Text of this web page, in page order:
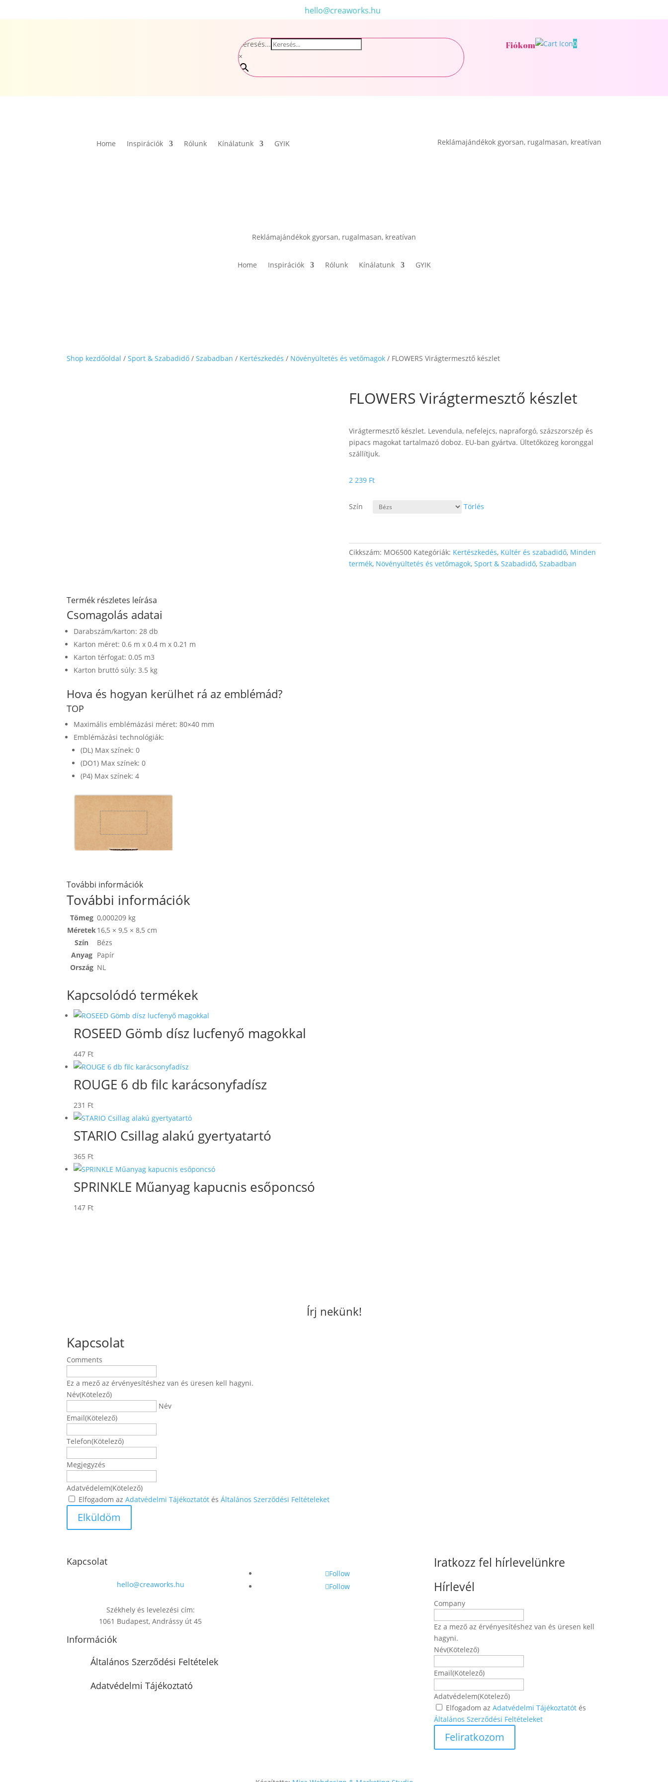
hello@creaworks.hu
Keresés...
×
Fiókom 0
Home Inspirációk Rólunk Kínálatunk GYIK Reklámajándékok gyorsan, rugalmasan, kreatívan
Reklámajándékok gyorsan, rugalmasan, kreatívan
Home Inspirációk Rólunk Kínálatunk GYIK
Shop kezdőoldal /Sport & Szabadidő /Szabadban / Kertészkedés / Növényültetés és vetőmagok / FLOWERS Virágtermesztő készlet
FLOWERS Virágtermesztő készlet
Virágtermesztő készlet. Levendula, nefelejcs, napraforgó, százszorszép és
pipacs magokat tartalmazó doboz. EU-ban gyártva. Ültetőközeg koronggal
szállítjuk.
2 239 Ft
Szín Törlés
Cikkszám: MO6500 Kategóriák: Kertészkedés, Kültér és szabadidő, Minden
termék, Növényültetés és vetőmagok, Sport & Szabadidő, Szabadban
Termék részletes leírása
Csomagolás adatai
Darabszám/karton: 28 db
Karton méret: 0.6 m x 0.4 m x 0.21 m
Karton térfogat: 0.05 m3
Karton bruttó súly: 3.5 kg
Hova és hogyan kerülhet rá az emblémád?
TOP
Maximális emblémázási méret: 80×40 mm
Emblémázási technológiák:
(DL) Max színek: 0
(DO1) Max színek: 0
(P4) Max színek: 4
További információk
További információk
Tömeg 0,000209 kg
Méretek16,5 × 9,5 × 8,5 cm
Szín
Bézs
Anyag Papír
Ország NL
Kapcsolódó termékek
ROSEED Gömb dísz lucfenyő magokkal
447 Ft
ROUGE 6 db filc karácsonyfadísz
231 Ft
STARIO Csillag alakú gyertyatartó
365 Ft
SPRINKLE Műanyag kapucnis esőponcsó
147 Ft
Írj nekünk!
Kapcsolat
Comments
Ez a mező az érvényesítéshez van és üresen kell hagyni.
Név(Kötelező)
Név
Email(Kötelező)
Telefon(Kötelező)
Megjegyzés
Adatvédelem(Kötelező)
Elfogadom azAdatvédelmi Tájékoztatót ésÁltalános Szerződési Feltételeket
Kapcsolat
hello@creaworks.hu
Székhely és levelezési cím:
1061 Budapest, Andrássy út 45
Információk
Általános Szerződési Feltételek
Adatvédelmi Tájékoztató
Follow
Follow
Iratkozz fel hírlevelünkre
Hírlevél
Company
Ez a mező az érvényesítéshez van és üresen kell
hagyni.
Név(Kötelező)
Email(Kötelező)
Adatvédelem(Kötelező)
Elfogadom az Adatvédelmi Tájékoztatótés
Általános Szerződési Feltételeket